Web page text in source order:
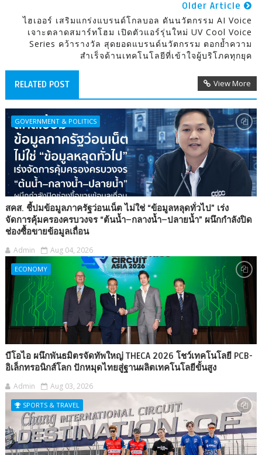
Older Article
ไฮเออร์ เสริมแกร่งแบรนด์โกลบอล ดันนวัตกรรม AI Voice
เจาะตลาดสมาร์ทโฮม เปิดตัวแอร์รุ่นใหม่ UV Cool Voice
Series คว้ารางวัล สุดยอดแบรนด์นวัตกรรม ตอกย้ำความ
สำเร็จด้านเทคโนโลยีที่เข้าใจผู้บริโภคทุกยุค
RELATED POST View More
GOVERNMENT & POLITICS
สคส. ชี้ปมข้อมูลภาครัฐว่อนเน็ต ไม่ใช่ “ข้อมูลหลุดทั่วไป” เร่ง
จัดการคุ้มครองครบวงจร “ต้นน้ำ–กลางน้ำ–ปลายน้ำ” ผนึกกำลังปิด
ช่องซื้อขายข้อมูลเถื่อน
Admin Aug 04, 2026
ECONOMY
บีโอไอ ผนึกพันธมิตรจัดทัพใหญ่ THECA 2026 โชว์เทคโนโลยี PCB-
อิเล็กทรอนิกส์โลก ปักหมุดไทยสู่ฐานผลิตเทคโนโลยีขั้นสูง
Admin Aug 03, 2026
SPORTS & TRAVEL